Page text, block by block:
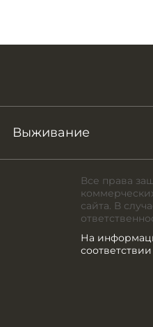
Выживание
Все права
сайта. В
На